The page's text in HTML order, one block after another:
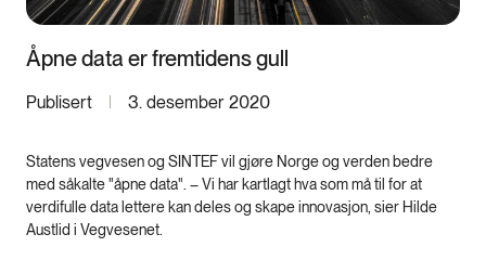
Åpne data er fremtidens gull
Statens vegvesen og SINTEF vil gjøre Norge og verden bedre
med såkalte "åpne data". – Vi har kartlagt hva som må til for at
verdifulle data lettere kan deles og skape innovasjon, sier Hilde
Austlid i Vegvesenet.
Publisert 3. desember 2020